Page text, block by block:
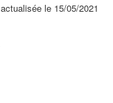
actualisée le 15/05/2021